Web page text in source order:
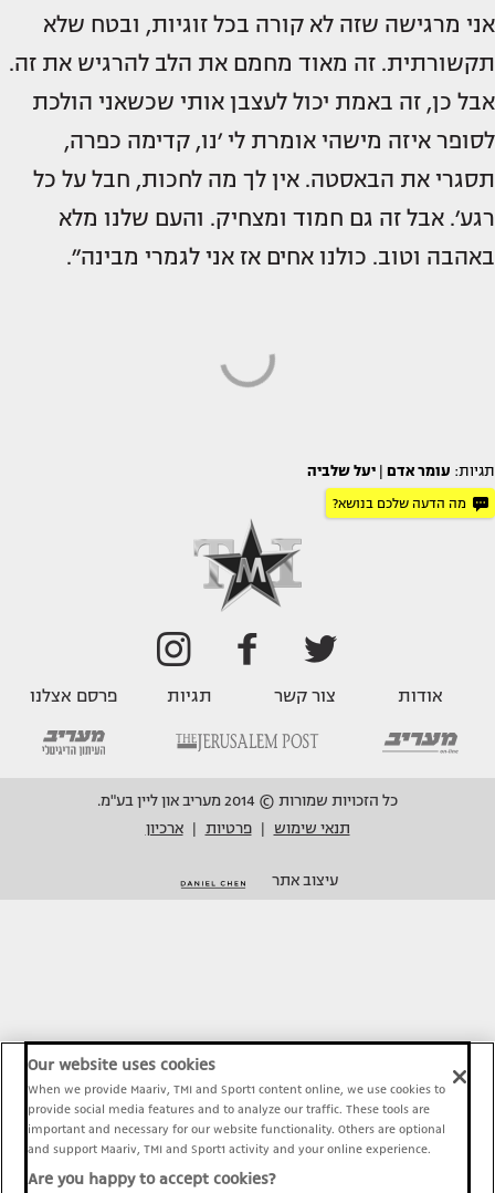
אני מרגישה שזה לא קורה בכל זוגיות, ובטח שלא
תקשורתית. זה מאוד מחמם את הלב להרגיש את זה.
אבל כן, זה באמת יכול לעצבן אותי שכשאני הולכת
לסופר איזה מישהי אומרת לי ׳נו, קדימה כפרה,
תסגרי את הבאסטה. אין לך מה לחכות, חבל על כל
רגע׳. אבל זה גם חמוד ומצחיק. והעם שלנו מלא
באהבה וטוב. כולנו אחים אז אני לגמרי מבינה״.
תגיות: עומר אדם יעל שלביה
מה הדעה שלכם בנושא?
אודות צור קשר תגיות פרסם אצלנו
כל הזכויות שמורות © 2014 מעריב און ליין בע"מ.
תנאי שימוש
פרטיות ארכיון
עיצוב אתר
Our website uses cookies
When we provide Maariv, TMI and Sport1 content online, we use cookies to
provide social media features and to analyze our traffic. These tools are
important and necessary for our website functionality. Others are optional
and support Maariv, TMI and Sport1 activity and your online experience.
Are you happy to accept cookies?